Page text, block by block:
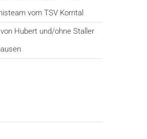
vom TSV Korntal
Hubert und/ohne Staller